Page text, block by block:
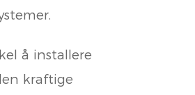
å installere
kraftige